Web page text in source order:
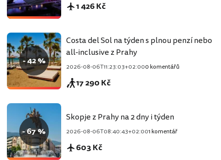
1 426 Kč
- 42 %
Costa del Sol na týden s plnou penzí nebo
all-inclusive z Prahy
2026-08-06T11:23:03+02:000 komentářů
17 290 Kč
- 67 %
Skopje z Prahy na 2 dny i týden
2026-08-06T08:40:43+02:001 komentář
603 Kč